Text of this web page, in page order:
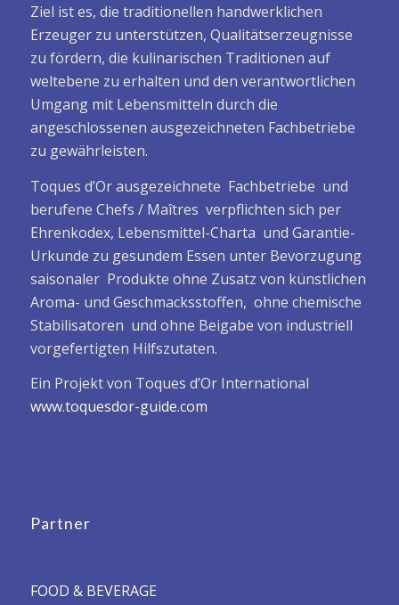
Ziel ist es, die traditionellen handwerklichen
Erzeuger zu unterstützen, Qualitätserzeugnisse
zu fördern, die kulinarischen Traditionen auf
weltebene zu erhalten und den verantwortlichen
Umgang mit Lebensmitteln durch die
angeschlossenen ausgezeichneten Fachbetriebe
zu gewährleisten.
Toques d’Or ausgezeichnete Fachbetriebe und
berufene Chefs / Maîtres verpflichten sich per
Ehrenkodex, Lebensmittel-Charta und Garantie-
Urkunde zu gesundem Essen unter Bevorzugung
saisonaler Produkte ohne Zusatz von künstlichen
Aroma- und Geschmacksstoffen, ohne chemische
Stabilisatoren und ohne Beigabe von industriell
vorgefertigten Hilfszutaten.
Ein Projekt von Toques d’Or International
www.toquesdor-guide.com
Partner
FOOD & BEVERAGE